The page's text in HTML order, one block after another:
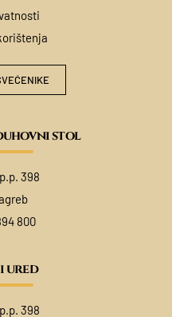
stol
398
800
ured
398